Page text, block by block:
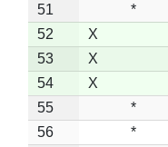
51
*
52
X
53
X
54
X
55
*
56
*